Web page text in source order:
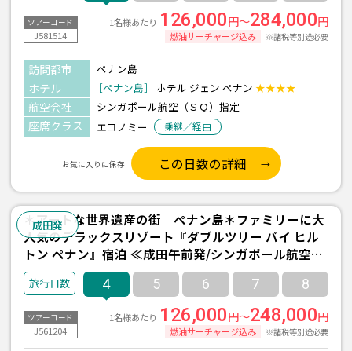
ツアーコード
J581514
1名様あたり 126,000円～284,000円
燃油サーチャージ込み ※諸税等別途必要
訪問都市 ペナン島
ホテル ［ペナン島］ ホテル ジェン ペナン ★★★★
航空会社 シンガポール航空（ＳＱ）指定
座席クラス エコノミー 乗継／経由
お気に入りに保存 この日数の詳細
成田発
＊アートな世界遺産の街 ペナン島＊ファミリーに大
人気のデラックスリゾート『ダブルツリー バイ ヒル
トン ペナン』宿泊 ≪成田午前発/シンガポール航空利
用/ペナン島-タンジュンブンガエリア- 2泊4日間/朝食
付き≫
4 5 6 7 8
ツアーコード
J561204
1名様あたり 126,000円～248,000円
燃油サーチャージ込み ※諸税等別途必要